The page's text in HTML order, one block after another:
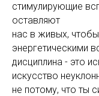
стимулирующие
оставляют
нас в живых,
энергетическими
дисциплина - это
искусство
не потому, что ты